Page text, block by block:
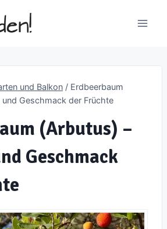
und Balkon / Erdbeerbaum
Geschmack der Früchte
(Arbutus) –
Geschmack